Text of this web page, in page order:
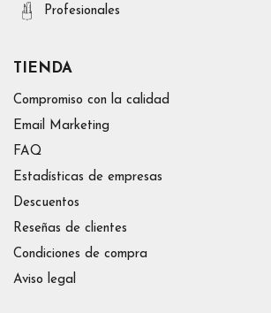
Profesionales
TIENDA
Compromiso con la calidad
Email Marketing
FAQ
Estadísticas de empresas
Descuentos
Reseñas de clientes
Condiciones de compra
Aviso legal